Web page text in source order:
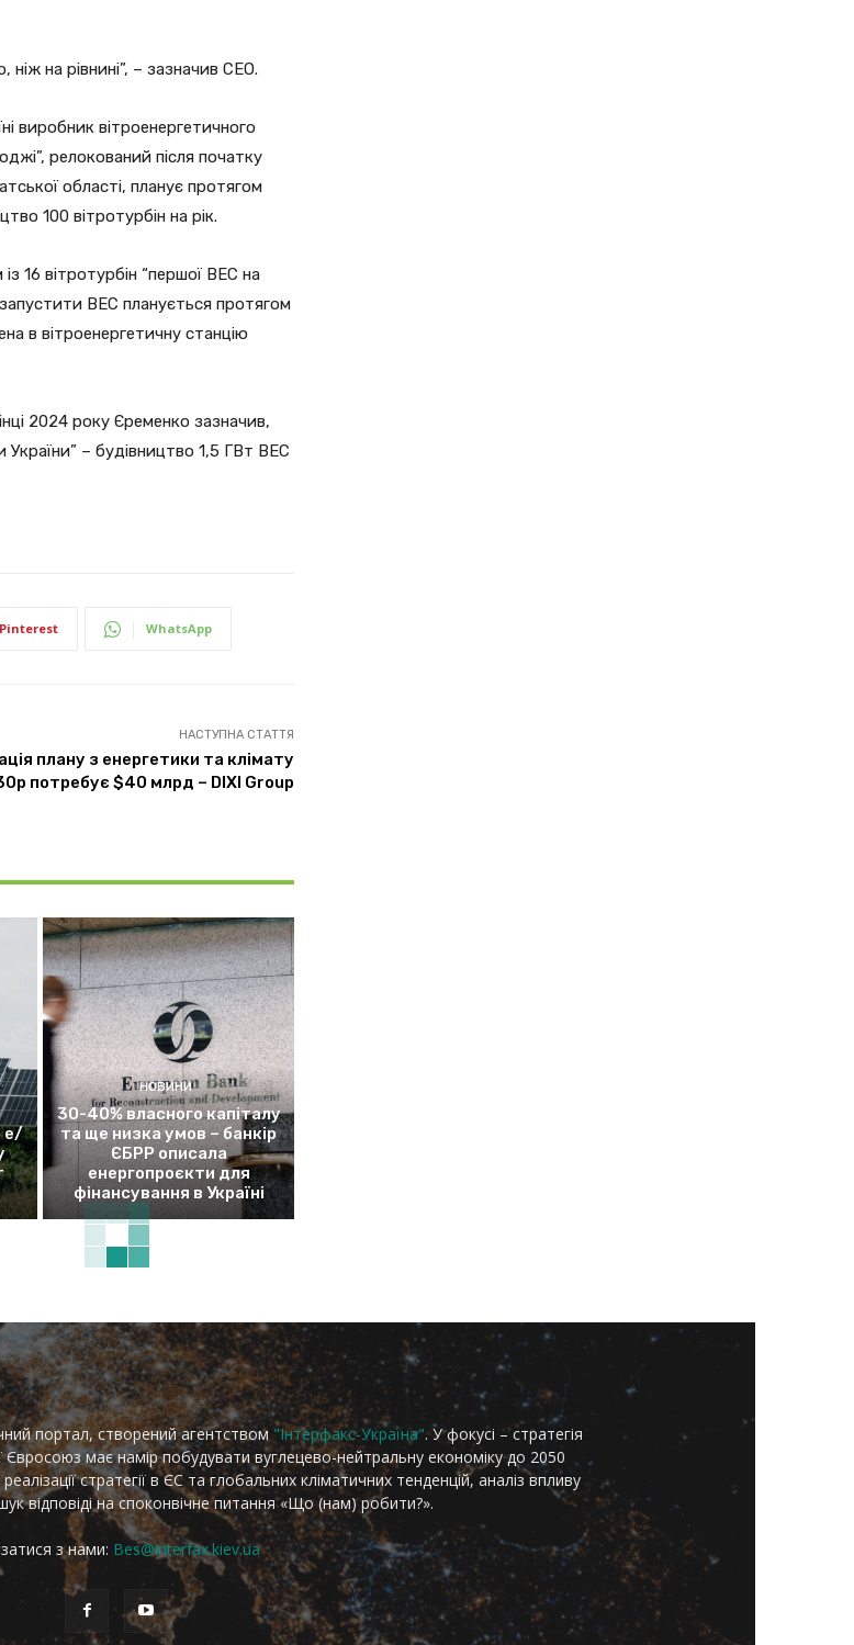
на рівнині”, – зазначив СЕО.
виробник вітроенергетичного
релокований після початку
області, планує протягом
100 вітротурбін на рік.
16 вітротурбін “першої ВЕС на
ВЕС планується протягом
в вітроенергетичну станцію
2024 року Єременко зазначив,
України” – будівництво 1,5 ГВт ВЕС
Pinterest WhatsApp
НАСТУПНА СТАТТЯ
плану з енергетики та клімату
потребує $40 млрд – DIXI Group
е/
НОВИНИ
30-40% власного капіталу
та ще низка умов – банкір
ЄБРР описала
енергопроєкти для
фінансування в Україні
портал, створений агентством "Інтерфакс-Україна". У фокусі – стратегія
має намір побудувати вуглецево-нейтральну економіку до 2050
стратегії в ЄС та глобальних кліматичних тенденцій, аналіз впливу
відповіді на споконвічне питання «Що (нам) робити?».
з нами: Bes@interfax.kiev.ua